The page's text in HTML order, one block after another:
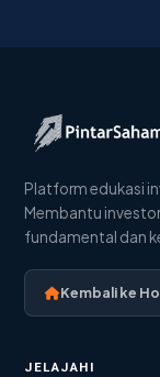
Platform edukasi
Membantu
fundamental dan
Kembali ke
JELAJAHI